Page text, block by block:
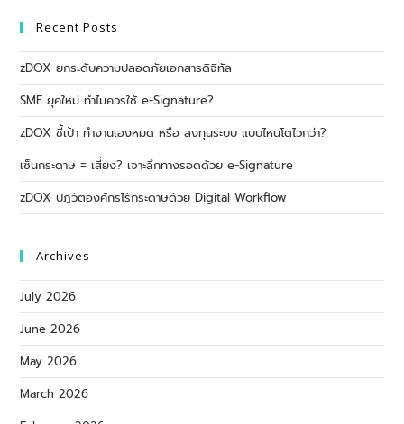
Recent Posts
zDOX ยกระดับความปลอดภัยเอกสารดิจิทัล
SME ยุคใหม่ ทำไมควรใช้ e-Signature?
zDOX ชี้เป้า ทำงานเองหมด หรือ ลงทุนระบบ แบบไหนโตไวกว่า?
เซ็นกระดาษ = เสี่ยง? เจาะลึกทางรอดด้วย e-Signature
zDOX ปฏิวัติองค์กรไร้กระดาษด้วย Digital Workflow
Archives
July 2026
June 2026
May 2026
March 2026